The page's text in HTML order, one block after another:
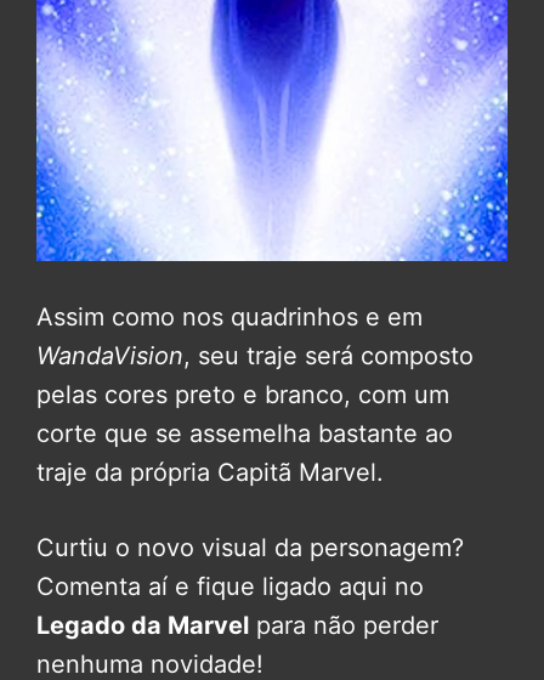
Assim como nos quadrinhos e em
WandaVision, seu traje será composto
pelas cores preto e branco, com um
corte que se assemelha bastante ao
traje da própria Capitã Marvel.
Curtiu o novo visual da personagem?
Comenta aí e fique ligado aqui no
Legado da Marvel para não perder
nenhuma novidade!